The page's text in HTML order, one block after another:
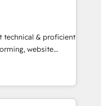
executed over a
analysis,
Leveraging
on
leads.
technical & proficient
website
in multi-hub
& enterprise